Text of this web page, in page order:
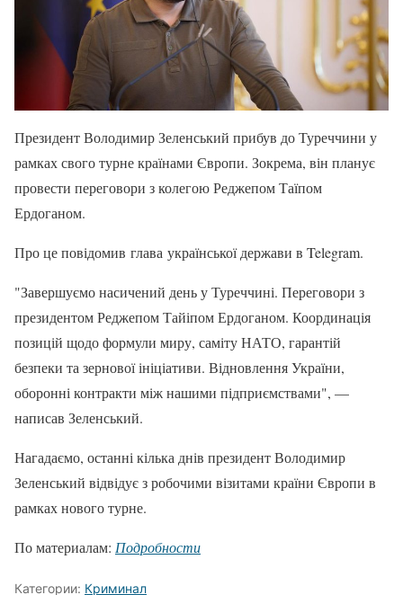
Президент Володимир Зеленський прибув до Туреччини у
рамках свого турне країнами Європи. Зокрема, він планує
провести переговори з колегою Реджепом Таїпом
Ердоганом.
Про це повідомив глава української держави в Telegram.
"Завершуємо насичений день у Туреччині. Переговори з
президентом Реджепом Тайіпом Ердоганом. Координація
позицій щодо формули миру, саміту НАТО, гарантій
безпеки та зернової ініціативи. Відновлення України,
оборонні контракти між нашими підприємствами", —
написав Зеленський.
Нагадаємо, останні кілька днів президент Володимир
Зеленський відвідує з робочими візитами країни Європи в
рамках нового турне.
По материалам: Подробности
Категории: Криминал